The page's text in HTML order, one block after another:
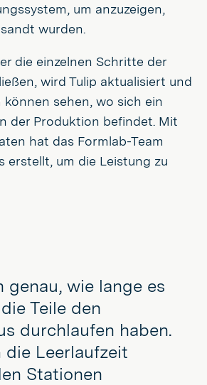
um anzuzeigen,
wurden.
die einzelnen Schritte der
wird Tulip aktualisiert und
sehen, wo sich ein
der Produktion befindet. Mit
hat das Formlab-Team
erstellt, um die Leistung zu
genau, wie lange es
Teile den
durchlaufen haben.
die Leerlaufzeit
Stationen